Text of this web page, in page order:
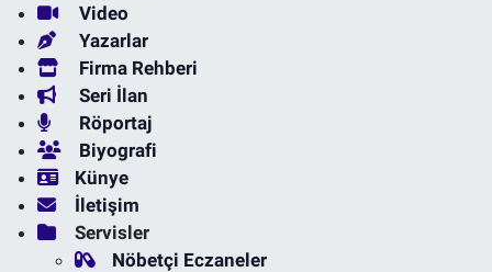
Video
Yazarlar
Firma Rehberi
Seri İlan
Röportaj
Biyografi
Künye
İletişim
Servisler
Nöbetçi Eczaneler